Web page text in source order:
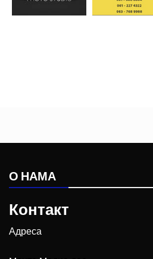
О НАМА
Контакт
Адреса